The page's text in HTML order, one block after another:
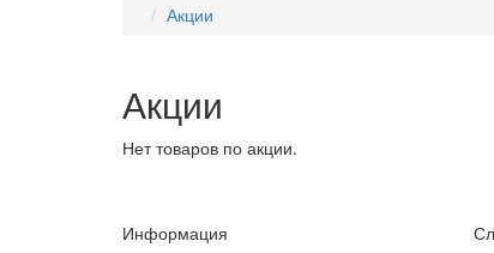
Акции
Акции
Нет товаров по акции.
Информация